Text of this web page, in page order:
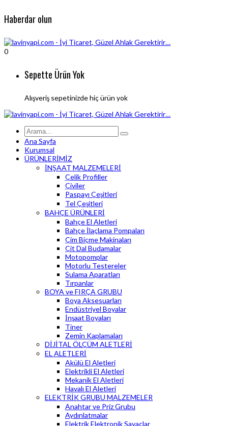
Haberdar olun
0
Sepette Ürün Yok
Alışveriş sepetinizde hiç ürün yok
Ana Sayfa
Kurumsal
ÜRÜNLERİMİZ
İNŞAAT MALZEMELERİ
Çelik Profiller
Çiviler
Paspayı Çeşitleri
Tel Çeşitleri
BAHÇE ÜRÜNLERİ
Bahçe El Aletleri
Bahçe İlaçlama Pompaları
Çim Biçme Makinaları
Çit Dal Budamalar
Motopomplar
Motorlu Testereler
Sulama Aparatları
Tırpanlar
BOYA ve FIRÇA GRUBU
Boya Aksesuarları
Endüstriyel Boyalar
İnşaat Boyaları
Tiner
Zemin Kaplamaları
DİJİTAL ÖLÇÜM ALETLERİ
EL ALETLERİ
Akülü El Aletleri
Elektrikli El Aletleri
Mekanik El Aletleri
Havalı El Aletleri
ELEKTRİK GRUBU MALZEMELER
Anahtar ve Priz Grubu
Aydınlatmalar
Elektrik Elektronik Sayaçlar